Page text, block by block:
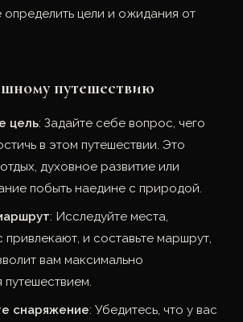
цели и ожидания от
путешествию
цель: Задайте себе вопрос, чего
в этом путешествии. Это
духовное развитие или
побыть наедине с природой.
: Исследуйте места,
привлекают, и составьте маршрут,
вам максимально
путешествием.
снаряжение: Убедитесь, что у вас